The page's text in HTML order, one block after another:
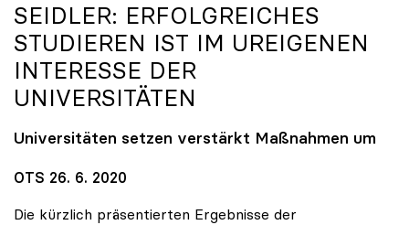
SEIDLER: ERFOLGREICHES
STUDIEREN IST IM UREIGENEN
INTERESSE DER
UNIVERSITÄTEN
Universitäten setzen verstärkt Maßnahmen um
OTS 26. 6. 2020
Die kürzlich präsentierten Ergebnisse der